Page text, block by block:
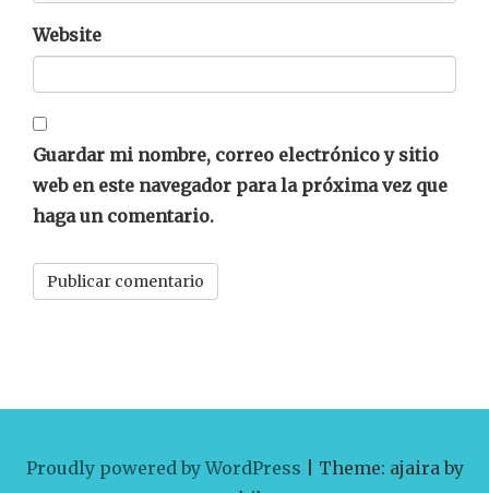
Website
Guardar mi nombre, correo electrónico y sitio
web en este navegador para la próxima vez que
haga un comentario.
Proudly powered by WordPress
Theme: ajaira by